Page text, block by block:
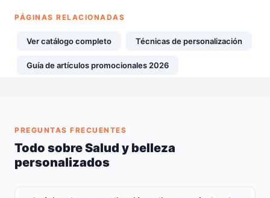
PÁGINAS RELACIONADAS
Ver catálogo completo Técnicas de personalización
Guía de artículos promocionales 2026
PREGUNTAS FRECUENTES
Todo sobre Salud y belleza
personalizados